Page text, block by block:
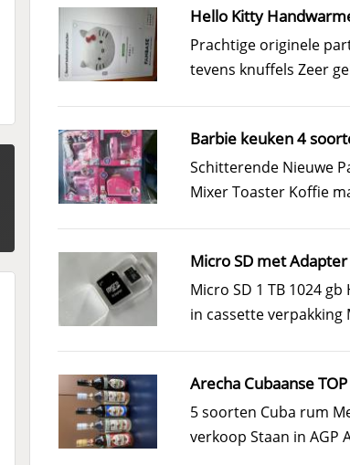
Hello Kitty
Prachtige originele
tevens knuffels Zeer
Barbie keuken 4
Schitterende Nieuwe
Mixer Toaster Koffie
Micro SD met Adapter
Micro SD 1 TB 1024
in cassette verpakking
Arecha Cubaanse
5 soorten Cuba rum
verkoop Staan in AGP